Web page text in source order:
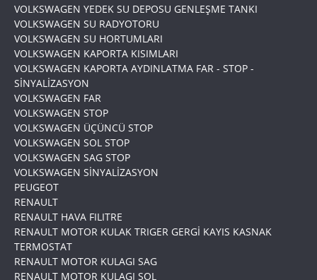
VOLKSWAGEN YEDEK SU DEPOSU GENLEŞME TANKI
VOLKSWAGEN SU RADYOTORU
VOLKSWAGEN SU HORTUMLARI
VOLKSWAGEN KAPORTA KISIMLARI
VOLKSWAGEN KAPORTA AYDINLATMA FAR - STOP -
SİNYALİZASYON
VOLKSWAGEN FAR
VOLKSWAGEN STOP
VOLKSWAGEN ÜÇÜNCÜ STOP
VOLKSWAGEN SOL STOP
VOLKSWAGEN SAG STOP
VOLKSWAGEN SİNYALİZASYON
PEUGEOT
RENAULT
RENAULT HAVA FILITRE
RENAULT MOTOR KULAK TRIGER GERGİ KAYIS KASNAK
TERMOSTAT
RENAULT MOTOR KULAGI SAG
RENAULT MOTOR KULAGI SOL